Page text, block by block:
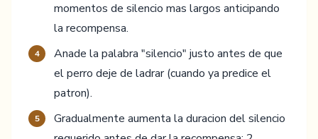
momentos de silencio mas largos anticipando
la recompensa.
4
Anade la palabra "silencio" justo antes de que
el perro deje de ladrar (cuando ya predice el
patron).
5
Gradualmente aumenta la duracion del silencio